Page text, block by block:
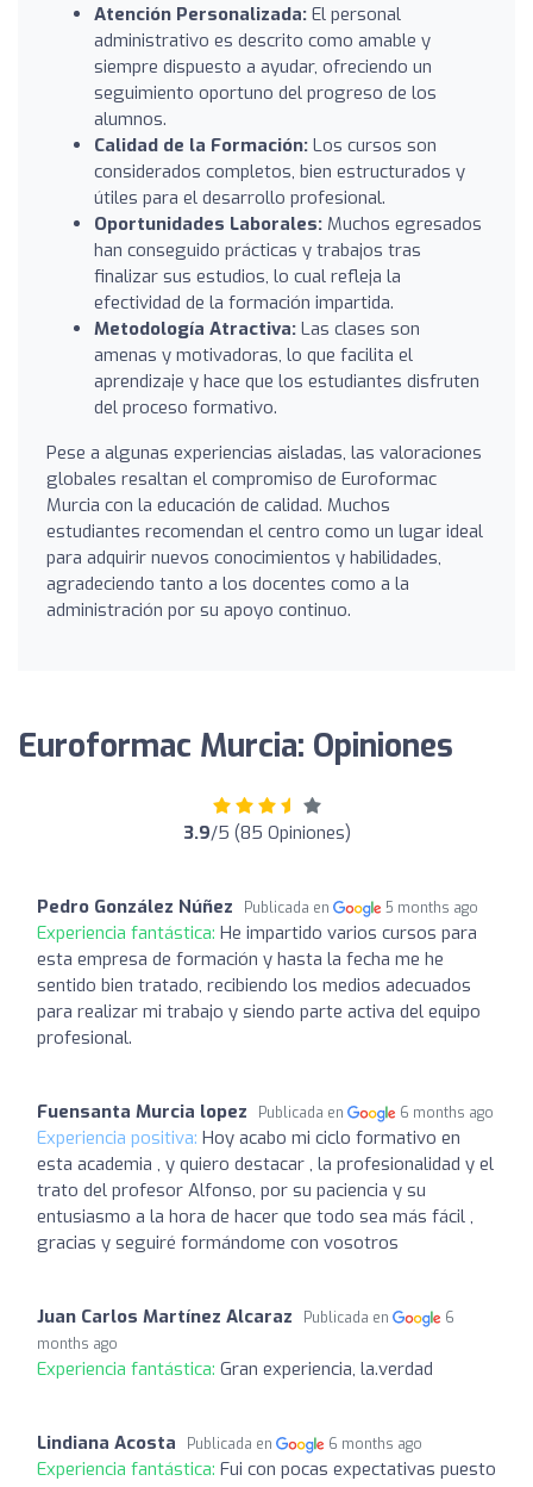
Atención Personalizada: El personal
administrativo es descrito como amable y
siempre dispuesto a ayudar, ofreciendo un
seguimiento oportuno del progreso de los
alumnos.
Calidad de la Formación: Los cursos son
considerados completos, bien estructurados y
útiles para el desarrollo profesional.
Oportunidades Laborales: Muchos egresados
han conseguido prácticas y trabajos tras
finalizar sus estudios, lo cual refleja la
efectividad de la formación impartida.
Metodología Atractiva: Las clases son
amenas y motivadoras, lo que facilita el
aprendizaje y hace que los estudiantes disfruten
del proceso formativo.
Pese a algunas experiencias aisladas, las valoraciones
globales resaltan el compromiso de Euroformac
Murcia con la educación de calidad. Muchos
estudiantes recomendan el centro como un lugar ideal
para adquirir nuevos conocimientos y habilidades,
agradeciendo tanto a los docentes como a la
administración por su apoyo continuo.
Euroformac Murcia: Opiniones
3.9/5 (85 Opiniones)
Pedro González Núñez Publicada en 5 months ago
Experiencia fantástica: He impartido varios cursos para
esta empresa de formación y hasta la fecha me he
sentido bien tratado, recibiendo los medios adecuados
para realizar mi trabajo y siendo parte activa del equipo
profesional.
Fuensanta Murcia lopez Publicada en 6 months ago
Experiencia positiva: Hoy acabo mi ciclo formativo en
esta academia , y quiero destacar , la profesionalidad y el
trato del profesor Alfonso, por su paciencia y su
entusiasmo a la hora de hacer que todo sea más fácil ,
gracias y seguiré formándome con vosotros
Juan Carlos Martínez Alcaraz Publicada en
6
months ago
Experiencia fantástica: Gran experiencia, la.verdad
Lindiana Acosta Publicada en 6 months ago
Experiencia fantástica: Fui con pocas expectativas puesto